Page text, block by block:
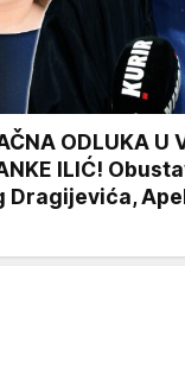
ODLUKA U
ILIĆ!